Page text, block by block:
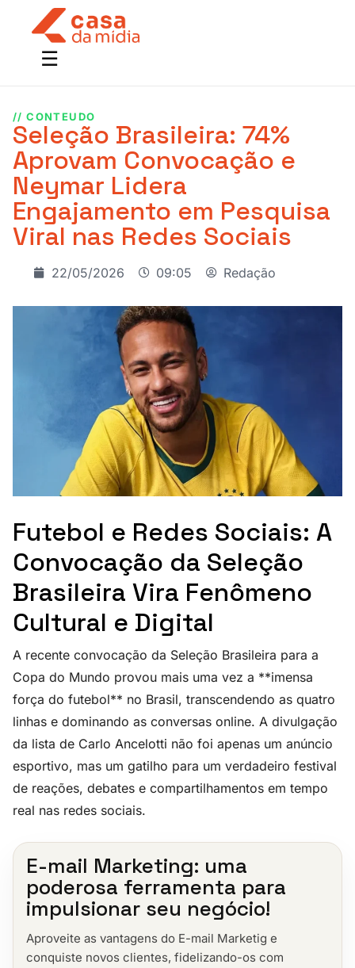
// CONTEUDO
Seleção Brasileira: 74%
Aprovam Convocação e
Neymar Lidera
Engajamento em Pesquisa
Viral nas Redes Sociais
22/05/2026 09:05 Redação
Futebol e Redes Sociais: A
Convocação da Seleção
Brasileira Vira Fenômeno
Cultural e Digital
A recente convocação da Seleção Brasileira para a
Copa do Mundo provou mais uma vez a **imensa
força do futebol** no Brasil, transcendendo as quatro
linhas e dominando as conversas online. A divulgação
da lista de Carlo Ancelotti não foi apenas um anúncio
esportivo, mas um gatilho para um verdadeiro festival
de reações, debates e compartilhamentos em tempo
real nas redes sociais.
E-mail Marketing: uma
poderosa ferramenta para
impulsionar seu negócio!
Aproveite as vantagens do E-mail Marketig e
conquiste novos clientes, fidelizando-os com